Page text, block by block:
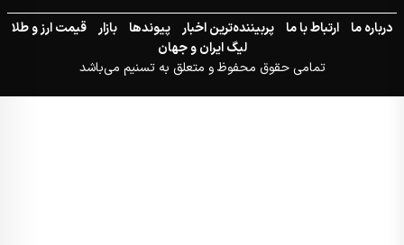
درباره ما ارتباط با ما پربیننده‌ترین اخبار پیوندها بازار
قیمت ارز و طلا
لیگ ایران و جهان
تمامی حقوق محفوظ و متعلق به تسنیم می‌باشد